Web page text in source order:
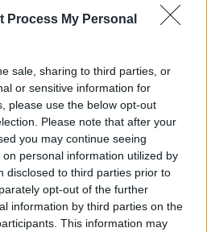
Process My Personal
sale, sharing to third parties, or
or sensitive information for
please use the below opt-out
Please note that after your
you may continue seeing
personal information utilized by
disclosed to third parties prior to
opt-out of the further
information by third parties on the
This information may